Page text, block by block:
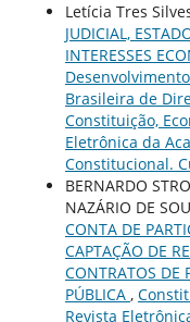
Letícia Tres
JUDICIAL,
INTERESSES
Brasileira de
Constituição,
Eletrônica da
Constitucional.
BERNARDO
NAZÁRIO DE
CONTA DE
CAPTAÇÃO DE
CONTRATOS DE
PÚBLICA ,
Revista